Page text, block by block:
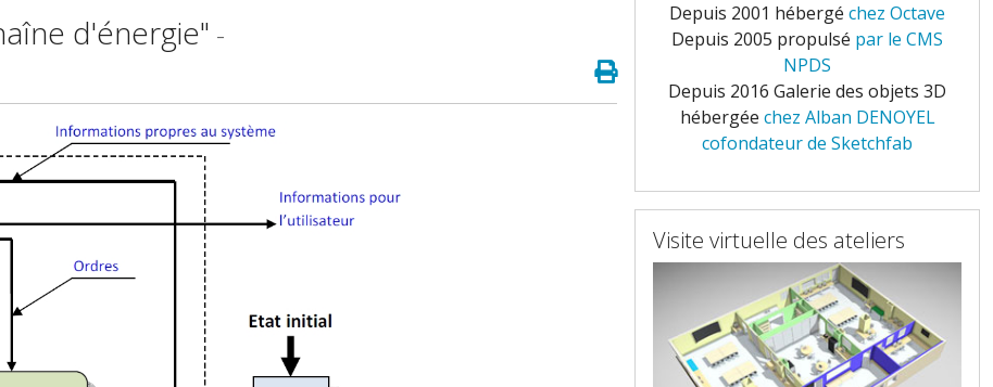
d'énergie" -
Depuis 2001 hébergé chez Octave
Depuis 2005 propulsé par le CMS
NPDS
Depuis 2016 Galerie des objets 3D
hébergée chez Alban DENOYEL
cofondateur de Sketchfab
Visite virtuelle des ateliers